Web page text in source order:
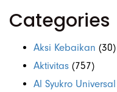
Categories
Aksi Kebaikan (30)
Aktivitas (757)
Al Syukro Universal